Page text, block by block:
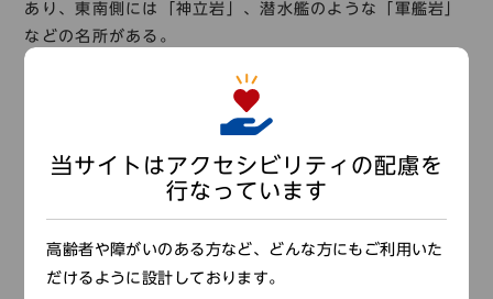
あり、東南側には「神立岩」、潜水艦のような「軍艦岩」
などの名所がある。
当サイトはアクセシビリティの配慮を
行なっています
高齢者や障がいのある方など、どんな方にもご利用いた
だけるように設計しております。